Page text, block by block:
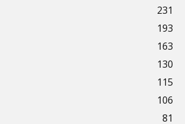
231
193
163
130
115
106
81